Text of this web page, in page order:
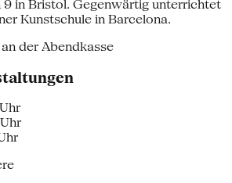
9 in Bristol. Gegenwärtig unterrichtet
Kunstschule in Barcelona.
der Abendkasse